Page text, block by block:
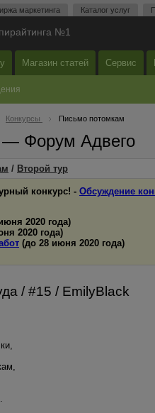
маркетинга Каталог услуг
№1
Магазин статей Сервис
Конкурсы Письмо потомкам
Форум Адвего
/ Второй тур
конкурс! - Обсуждение
2020 года)
2020 года)
(до 28 июня 2020 года)
/ #15 / EmilyBlack